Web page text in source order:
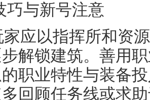
巧与新号注意
家应以指挥所和资
解锁建筑。善用
职业特性与装备
回顾任务线或求